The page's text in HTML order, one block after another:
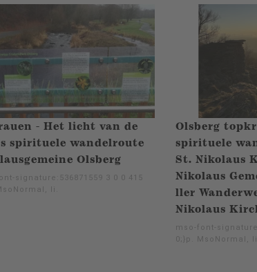
- Het licht van de
spirituele wandelroute
Olsberg
signature:536871559 3 0 0 415
li.
Olsberg
spirituele
St. Nikolaus
Nikolaus
ller
Nikolaus
mso-font-
0;}p. MsoNormal, li.